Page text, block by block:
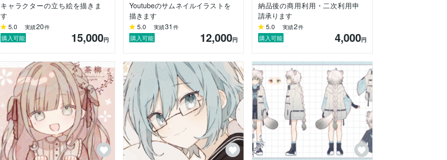
キャラクターの立ち絵を描きま
す
5.0 実績20件
購入可能 15,000円
Youtubeのサムネイルイラストを
描きます
5.0 実績31 件
購入可能 12,000円
納品後の商用利用・二次利用申
請承ります
5.0 実績2件
購入可能 4,000円